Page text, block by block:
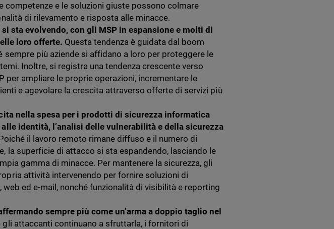
competenze e le soluzioni giuste possono colmare
di rilevamento e risposta alle minacce.
sta evolvendo, con gli MSP in espansione e molti di
loro offerte. Questa tendenza è guidata dal boom
sempre più aziende si affidano a loro per proteggere le
Inoltre, si registra una tendenza crescente verso
per ampliare le proprie operazioni, incrementare le
e agevolare la crescita attraverso offerte di servizi più
nella spesa per i prodotti di sicurezza informatica
identità, l’analisi delle vulnerabilità e della sicurezza
il lavoro remoto rimane diffuso e il numero di
la superficie di attacco si sta espandendo, lasciando le
gamma di minacce. Per mantenere la sicurezza, gli
attività intervenendo per fornire soluzioni di
ed e-mail, nonché funzionalità di visibilità e reporting
sempre più come un’arma a doppio taglio nel
gli attaccanti continuano a sfruttarla, i fornitori di